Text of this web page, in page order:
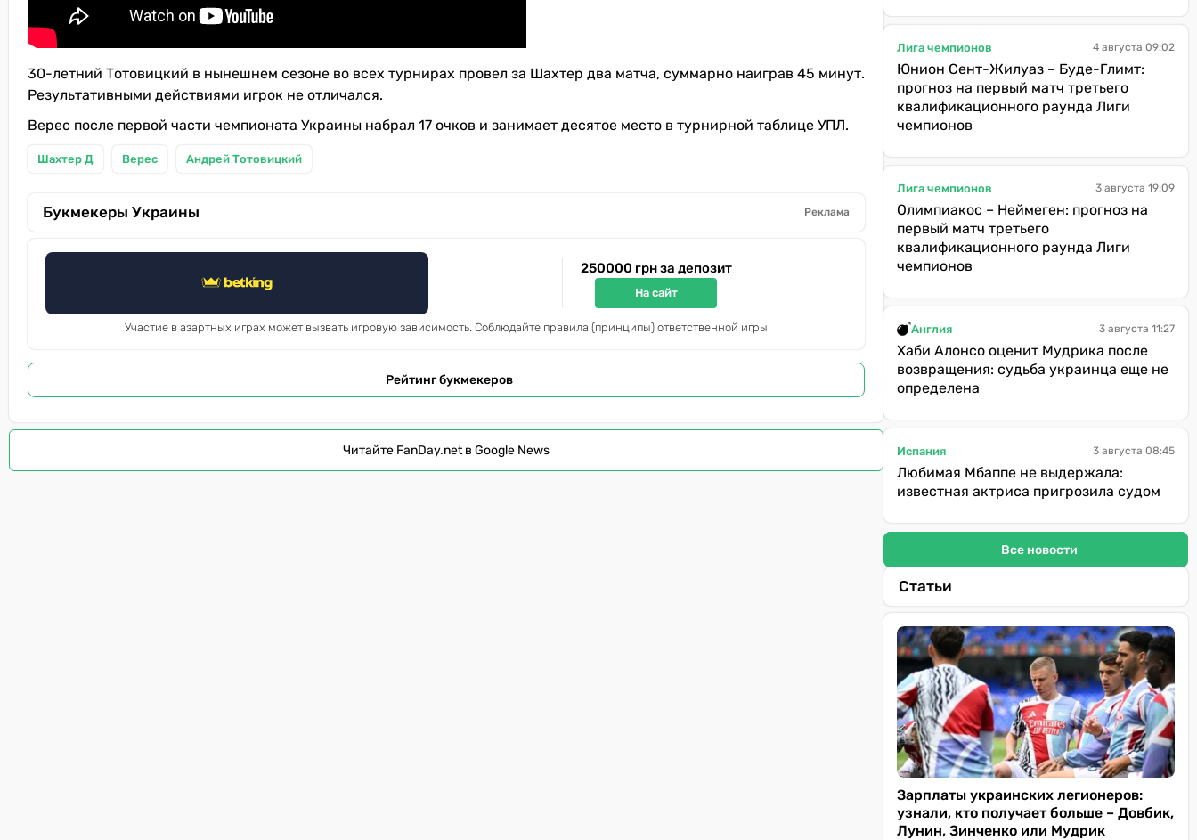
30-летний Тотовицкий в нынешнем сезоне во всех турнирах провел за Шахтер два матча, суммарно наиграв 45 минут.
Результативными действиями игрок не отличался.
Верес после первой части чемпионата Украины набрал 17 очков и занимает десятое место в турнирной таблице УПЛ.
Шахтер Д Верес Андрей Тотовицкий
Букмекеры Украины Реклама
250000 грн за депозит
На сайт
Участие в азартных играх может вызвать игровую зависимость. Соблюдайте правила (принципы) ответственной игры
Рейтинг букмекеров
Читайте FanDay.net в Google News
Лига чемпионов 4 августа 09:02
Юнион Сент-Жилуаз – Буде-Глимт:
прогноз на первый матч третьего
квалификационного раунда Лиги
чемпионов
Лига чемпионов 3 августа 19:09
Олимпиакос – Неймеген: прогноз на
первый матч третьего
квалификационного раунда Лиги
чемпионов
Англия 3 августа 11:27
Хаби Алонсо оценит Мудрика после
возвращения: судьба украинца еще не
определена
Испания 3 августа 08:45
Любимая Мбаппе не выдержала:
известная актриса пригрозила судом
Все новости
Статьи
Зарплаты украинских легионеров:
узнали, кто получает больше – Довбик,
Лунин, Зинченко или Мудрик